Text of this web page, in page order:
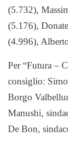
(5.732),
(5.176),
(4.996),
Per “Futura –
consiglio:
Borgo
Manushi,
De Bon,